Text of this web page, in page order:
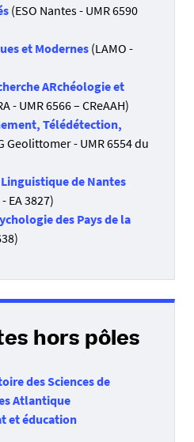
(ESO Nantes - UMR 6590
et Modernes (LAMO -
ARchéologie et
- UMR 6566 – CReAAH)
Télédétection,
Geolittomer - UMR 6554 du
de Nantes
EA 3827)
des Pays de la
hors pôles
des Sciences de
Atlantique
et éducation